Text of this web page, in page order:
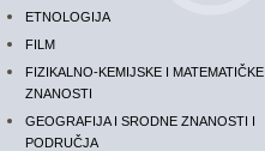
ETNOLOGIJA
FILM
FIZIKALNO-KEMIJSKE I MATEMATIČKE
ZNANOSTI
GEOGRAFIJA I SRODNE ZNANOSTI I
PODRUČJA